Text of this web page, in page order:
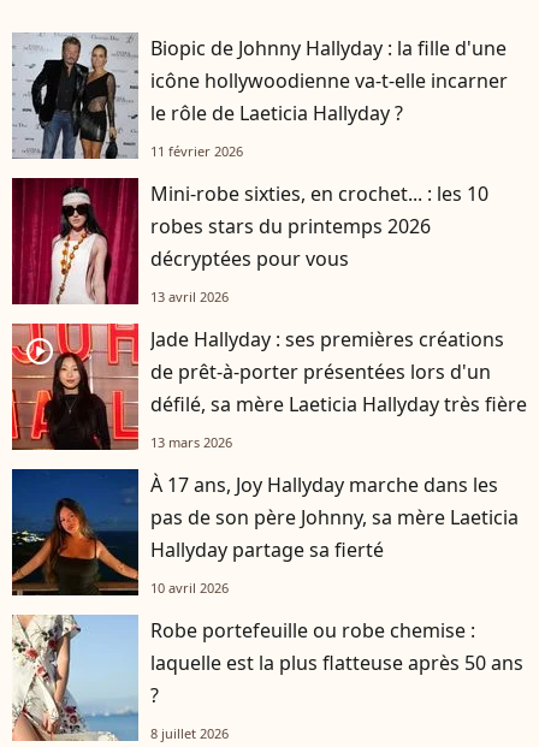
Biopic de Johnny Hallyday : la fille d'une
icône hollywoodienne va-t-elle incarner
le rôle de Laeticia Hallyday ?
11 février 2026
Mini-robe sixties, en crochet... : les 10
robes stars du printemps 2026
décryptées pour vous
13 avril 2026
player2
Jade Hallyday : ses premières créations
de prêt-à-porter présentées lors d'un
défilé, sa mère Laeticia Hallyday très fière
13 mars 2026
À 17 ans, Joy Hallyday marche dans les
pas de son père Johnny, sa mère Laeticia
Hallyday partage sa fierté
10 avril 2026
Robe portefeuille ou robe chemise :
laquelle est la plus flatteuse après 50 ans
?
8 juillet 2026